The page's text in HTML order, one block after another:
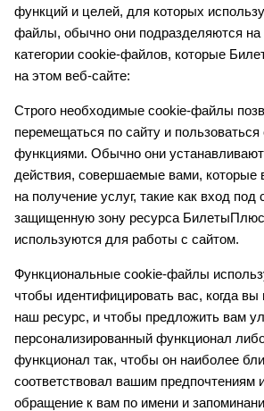
функций и целей, для которых
файлы, обычно они подразделяются
категории cookie-файлов, которые
на этом веб-сайте:
Строго необходимые cookie-файлы
перемещаться по сайту и
функциями. Обычно они
действия, совершаемые вами, которые
на получение услуг, такие как вход под
защищенную зону ресурса
используются для работы с сайтом.
Функциональные cookie-файлы
чтобы идентифицировать вас, когда вы
наш ресурс, и чтобы предложить вам
персонализированный функционал
функционал так, чтобы он наиболее
соответствовал вашим предпочтениям
обращение к вам по имени и